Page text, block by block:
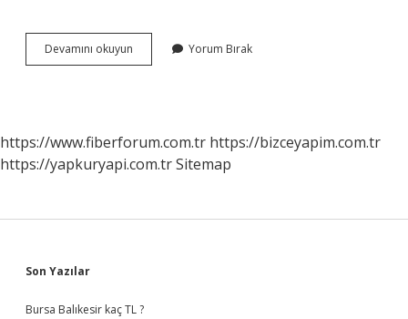
Devamını okuyun
Kurgu
Yorum Bırak
https://www.fiberforum.com.tr https://bizceyapim.com.tr
https://yapkuryapi.com.trSitemap
Sidebar
Son Yazılar
Bursa Balıkesir kaç TL ?